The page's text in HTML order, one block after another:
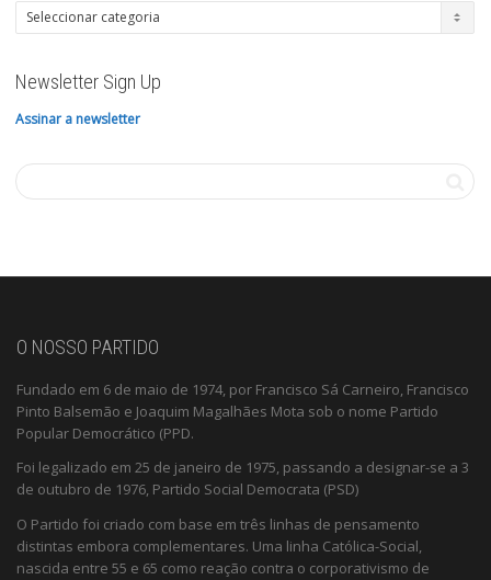
Categorias
Newsletter Sign Up
Assinar a newsletter
O NOSSO PARTIDO
Fundado em 6 de maio de 1974, por Francisco Sá Carneiro, Francisco
Pinto Balsemão e Joaquim Magalhães Mota sob o nome Partido
Popular Democrático (PPD.
Foi legalizado em 25 de janeiro de 1975, passando a designar-se a 3
de outubro de 1976, Partido Social Democrata (PSD)
O Partido foi criado com base em três linhas de pensamento
distintas embora complementares. Uma linha Católica-Social,
nascida entre 55 e 65 como reação contra o corporativismo de